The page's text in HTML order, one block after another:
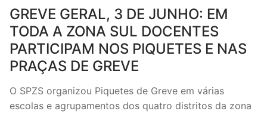
GREVE GERAL, 3 DE JUNHO: EM
TODA A ZONA SUL DOCENTES
PARTICIPAM NOS PIQUETES E NAS
PRAÇAS DE GREVE
O SPZS organizou Piquetes de Greve em várias
escolas e agrupamentos dos quatro distritos da zona